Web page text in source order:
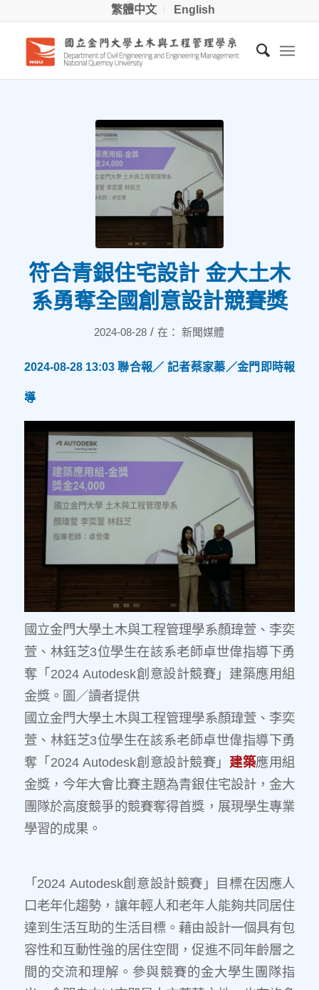
繁體中文 English
符合青銀住宅設計 金大土木
系勇奪全國創意設計競賽獎
2024-08-28 / 在：新聞媒體
2024-08-28 13:03 聯合報／ 記者蔡家蓁／金門即時報
導
國立金門大學土木與工程管理學系顏瑋萱、李奕
萱、林鈺芝3位學生在該系老師卓世偉指導下勇
奪「2024 Autodesk創意設計競賽」建築應用組
金獎。圖／讀者提供
國立金門大學土木與工程管理學系顏瑋萱、李奕
萱、林鈺芝3位學生在該系老師卓世偉指導下勇
奪「2024 Autodesk創意設計競賽」 建築應用組
金獎，今年大會比賽主題為青銀住宅設計，金大
團隊於高度競爭的競賽奪得首獎，展現學生專業
學習的成果。
「2024 Autodesk創意設計競賽」目標在因應人
口老年化趨勢，讓年輕人和老年人能夠共同居住
達到生活互助的生活目標。藉由設計一個具有包
容性和互動性強的居住空間，促進不同年齡層之
間的交流和理解。參與競賽的金大學生團隊指